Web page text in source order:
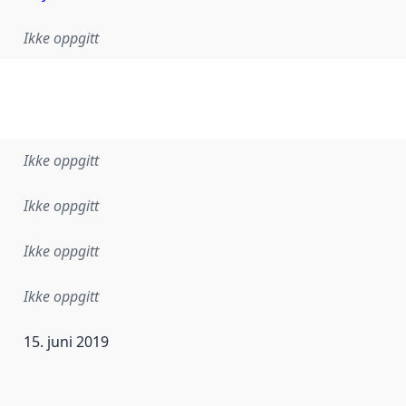
Ikke oppgitt
Ikke oppgitt
Ikke oppgitt
Ikke oppgitt
Ikke oppgitt
i dette datasettet første gang ble utgitt. Det kan
15. juni 2019